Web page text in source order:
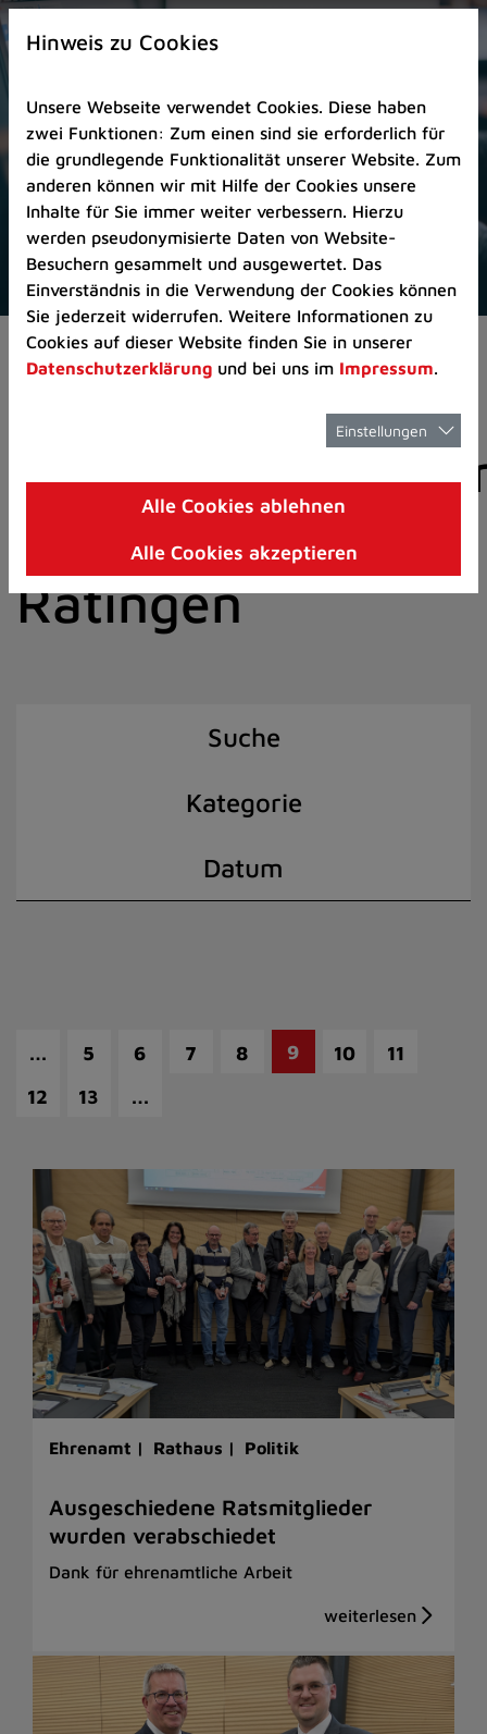
Zur
Startseite
Zum
Seitenanfang
springen
(Schnelltaste
A)
Zur
Navigation/Menü
springen
(Schnelltaste
M)
Zur
8)
I)
Pressemeldungen
der Stadt
Ratingen
Suche
Kategorie
Datum
… 5 6 7 8 9 10
11
12
13 …
Ehrenamt | Rathaus | Politik
Ausgeschiedene Ratsmitglieder
wurden verabschiedet
Dank für ehrenamtliche Arbeit
Hinweis zu Cookies
Unsere Webseite verwendet Cookies. Diese haben
zwei Funktionen: Zum einen sind sie erforderlich für
die grundlegende Funktionalität unserer Website. Zum
anderen können wir mit Hilfe der Cookies unsere
Inhalte für Sie immer weiter verbessern. Hierzu
werden pseudonymisierte Daten von Website-
Besuchern gesammelt und ausgewertet. Das
Einverständnis in die Verwendung der Cookies können
Sie jederzeit widerrufen. Weitere Informationen zu
Cookies auf dieser Website finden Sie in unserer
Datenschutzerklärung und bei uns im Impressum.
Einstellungen
Alle Cookies ablehnen
Alle Cookies akzeptieren